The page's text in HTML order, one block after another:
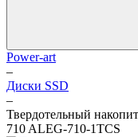
Power-art
–
Диски SSD
–
Твердотельный
710 ALEG-710-1TCS